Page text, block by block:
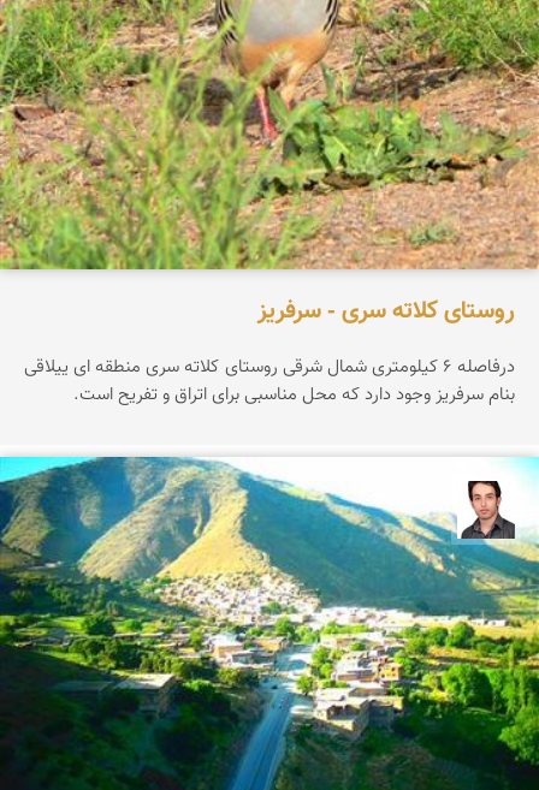
روستای کلاته سری - سرفریز
درفاصله 6 کیلومتری شمال شرقی روستای کلاته سری منطقه ای ییلاقی
بنام سرفریز وجود دارد که محل مناسبی برای اتراق و تفریح است.
فرصاد حیدری